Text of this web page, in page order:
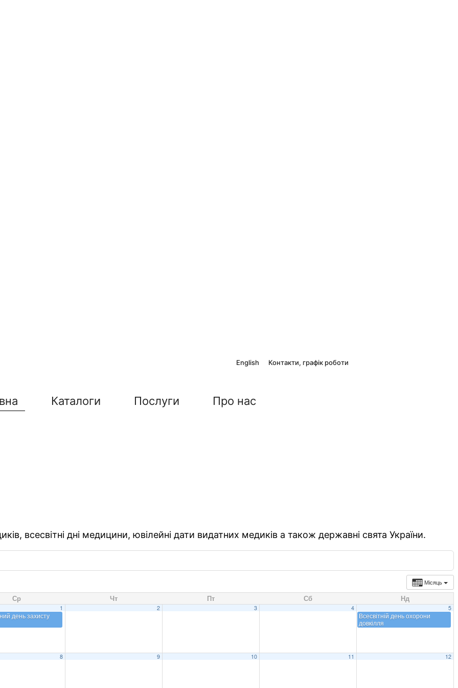
English Контакти, графік роботи
Каталоги Послуги Про нас
всесвітні дні медицини, ювілейні дати видатних медиків а також державні свята України.
Місяць
Ср Чт Пт Сб Нд
1
день захисту
2 3 4 5
Всесвітній день охорони
довкілля
8 9 10 11 12